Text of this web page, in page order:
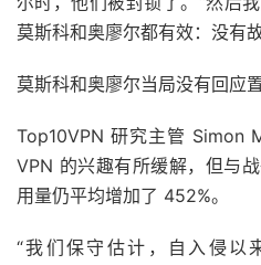
莫斯科和奥廖尔都有效：没有
莫斯科和奥廖尔当局没有回应置
Top10VPN 研究主管 Simon
VPN 的兴趣有所缓解，但与
用量仍平均增加了 452%。
“我们保守估计，自入侵以